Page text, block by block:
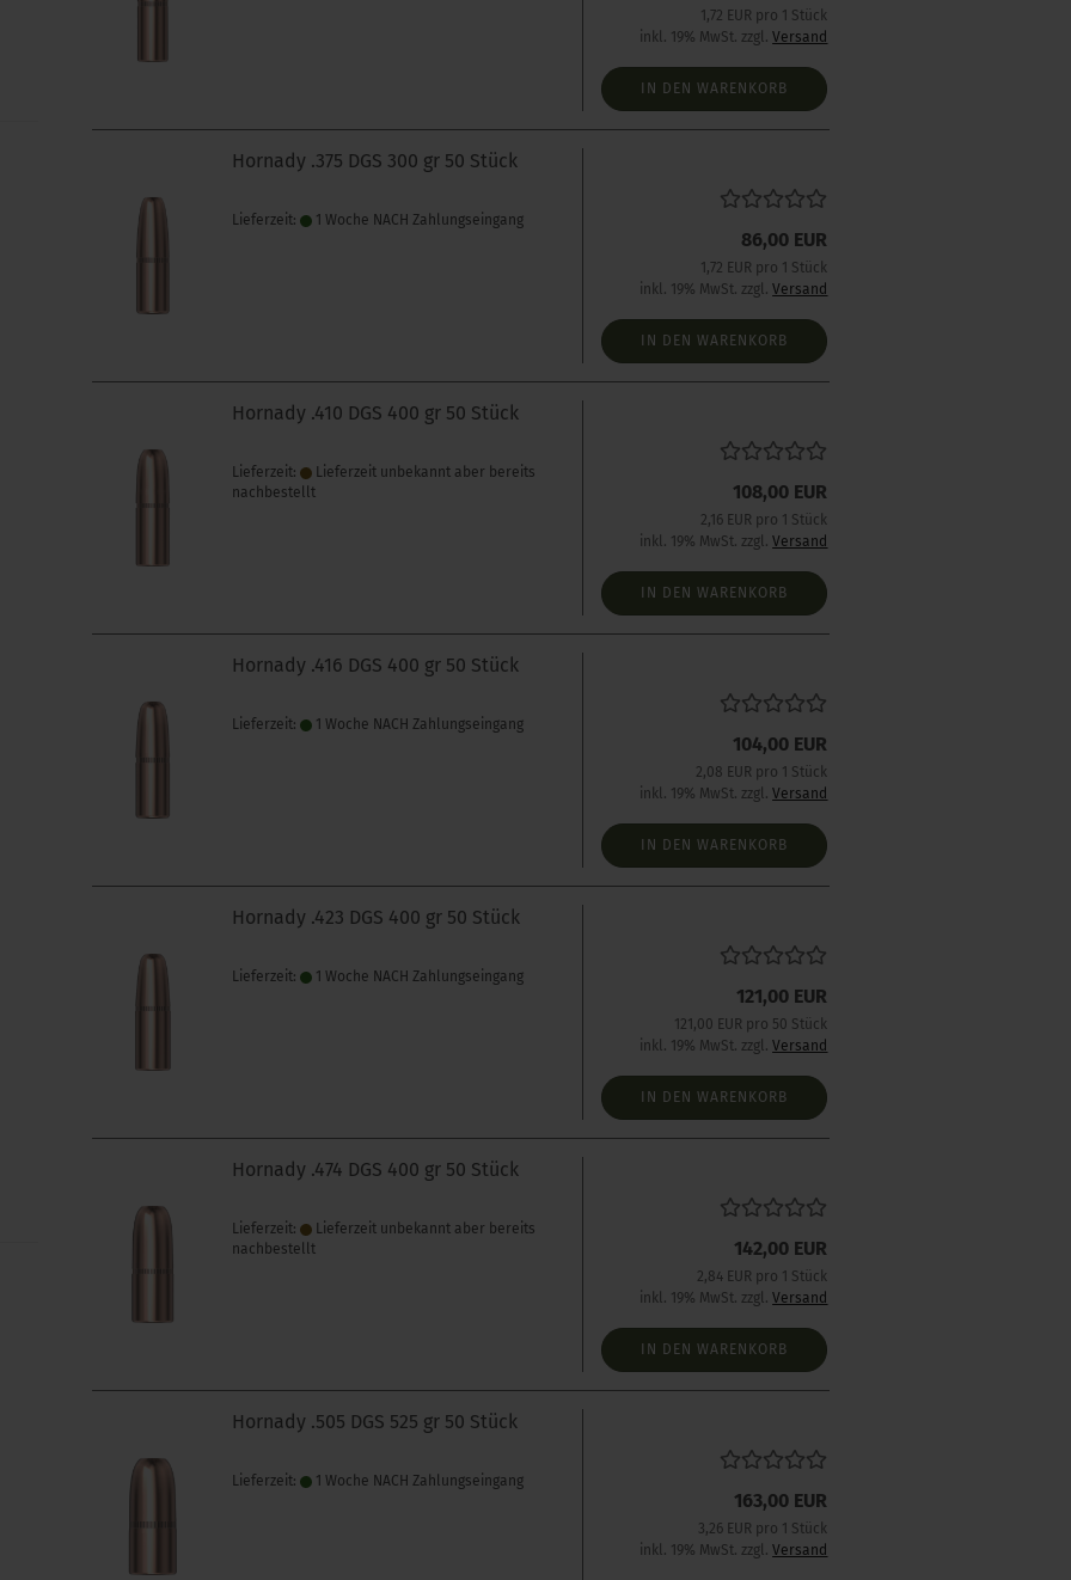
1,72 EUR pro 1 Stück
inkl. 19% MwSt. zzgl.Versand
IN DEN WARENKORB
Hornady .375 DGS 300 gr 50 Stück
Lieferzeit: 1 Woche NACH Zahlungseingang
86,00 EUR
1,72 EUR pro 1 Stück
inkl. 19% MwSt. zzgl.Versand
IN DEN WARENKORB
Hornady .410 DGS 400 gr 50 Stück
Lieferzeit:
Lieferzeit unbekannt aber bereits
nachbestellt
108,00 EUR
2,16 EUR pro 1 Stück
inkl. 19% MwSt. zzgl.Versand
IN DEN WARENKORB
Hornady .416 DGS 400 gr 50 Stück
Lieferzeit: 1 Woche NACH Zahlungseingang
104,00 EUR
2,08 EUR pro 1 Stück
inkl. 19% MwSt. zzgl.Versand
IN DEN WARENKORB
Hornady .423 DGS 400 gr 50 Stück
Lieferzeit: 1 Woche NACH Zahlungseingang
121,00 EUR
121,00 EUR pro 50 Stück
inkl. 19% MwSt. zzgl.Versand
IN DEN WARENKORB
Hornady .474 DGS 400 gr 50 Stück
Lieferzeit:
Lieferzeit unbekannt aber bereits
nachbestellt
142,00 EUR
2,84 EUR pro 1 Stück
inkl. 19% MwSt. zzgl.Versand
IN DEN WARENKORB
Hornady .505 DGS 525 gr 50 Stück
Lieferzeit: 1 Woche NACH Zahlungseingang
163,00 EUR
3,26 EUR pro 1 Stück
inkl. 19% MwSt. zzgl.Versand